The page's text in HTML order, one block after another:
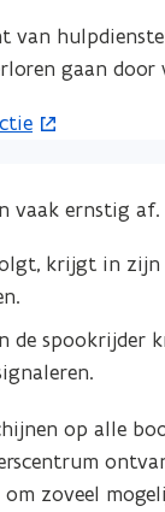
van
gaan
vaak ernstig
krijgt in
de spookrijder
op alle
zoveel